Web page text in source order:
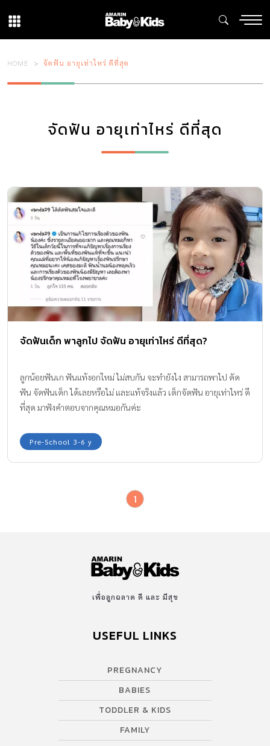
HOME จัดฟัน อายุเท่าไหร่ ดีที่สุด
จัดฟัน อายุเท่าไหร่ ดีที่สุด
จัดฟันเด็ก พาลูกไป จัดฟัน อายุเท่าไหร่ ดีที่สุด?
ลูกน้อยฟันเก ฟันแท้งอกใหม่ ไม่สบกัน จะทำยังไง สามารถพาไป ดัด
ฟัน จัดฟันเด็ก ได้เลยหรือไม่ และแท้จริงแล้ว เด็กจัดฟัน อายุเท่าไหร่ ดี
ที่สุด มาฟังคำตอบจากคุณหมอกันค่ะ
Pre-School 3-6 y
1
เพื่อลูกฉลาด ดี และ มีสุข
USEFUL LINKS
PREGNANCY
BABIES
TODDLER & KIDS
FAMILY